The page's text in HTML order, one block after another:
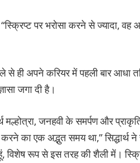
पर भरोसा करने से ज्यादा,
ही अपने करियर में पहली बार आधा
जगा दी है।
मल्होत्रा, जनहवी के समर्पण और
का एक अद्भुत समय था,” सिद्धार्थ ने
विशेष रूप से इस तरह की शैली में।